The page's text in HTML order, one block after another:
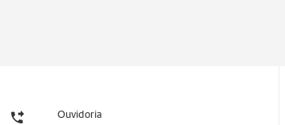
Ouvidoria